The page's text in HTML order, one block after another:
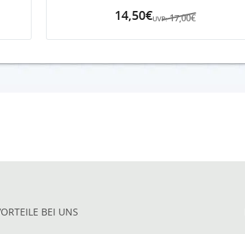
UVP: 17,00€
14,50€
BEI UNS